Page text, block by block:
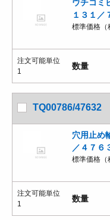
ウチコミ
１３１／
標準価格（
注文可能単位
1
数量
TQ00786/47632
穴用止め
／４７６
標準価格（
注文可能単位
1
数量